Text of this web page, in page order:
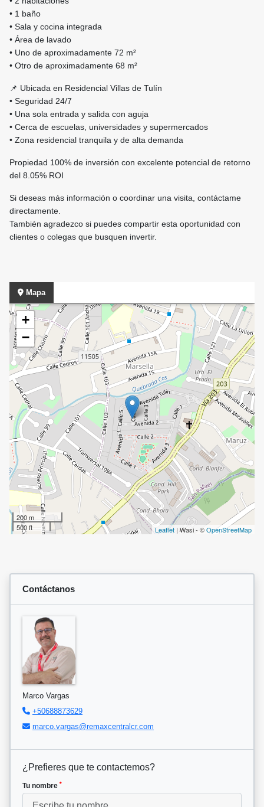
• 1 baño
• Sala y cocina integrada
• Área de lavado
• Uno de aproximadamente 72 m²
• Otro de aproximadamente 68 m²
📌 Ubicada en Residencial Villas de Tulín
• Seguridad 24/7
• Una sola entrada y salida con aguja
• Cerca de escuelas, universidades y supermercados
• Zona residencial tranquila y de alta demanda
Propiedad 100% de inversión con excelente potencial de retorno
del 8.05% ROI
Si deseas más información o coordinar una visita, contáctame
directamente.
También agradezco si puedes compartir esta oportunidad con
clientes o colegas que busquen invertir.
Mapa
+
−
200 m
500 ft
Leaflet | Wasi - ©OpenStreetMap
Contáctanos
Marco Vargas
+50688873629
marco.vargas@remaxcentralcr.com
¿Prefieres que te contactemos?
Tu nombre *